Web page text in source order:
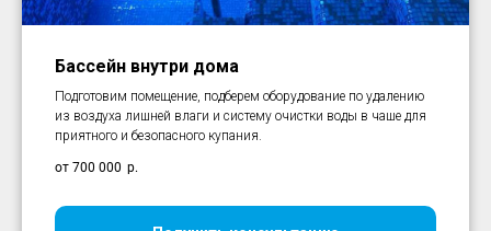
Бассейн внутри дома
Подготовим помещение, подберем оборудование по удалению
из воздуха лишней влаги и систему очистки воды в чаше для
приятного и безопасного купания.
от 700 000 р.